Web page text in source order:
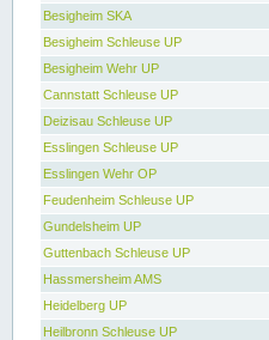
Besigheim SKA
Besigheim Schleuse UP
Besigheim Wehr UP
Cannstatt Schleuse UP
Deizisau Schleuse UP
Esslingen Schleuse UP
Esslingen Wehr OP
Feudenheim Schleuse UP
Gundelsheim UP
Guttenbach Schleuse UP
Hassmersheim AMS
Heidelberg UP
Heilbronn Schleuse UP